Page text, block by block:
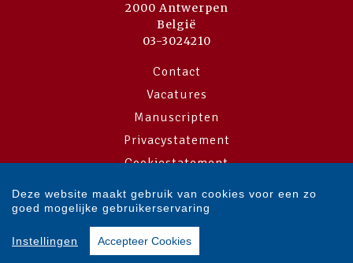
2000 Antwerpen
België
03-3024210
Contact
Vacatures
Manuscripten
Privacystatement
Cookiestatement
Cookie-instellingen
Copyright © 2007-2026 Overamstel Uitgevers - Alle rechten voorbehouden
- Ontwerp door
Deze website maakt gebruik van cookies voor een zo
goed mogelijke gebruikerservaring
Instellingen Accepteer Cookies